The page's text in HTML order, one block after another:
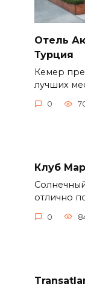
Отель
Турция
Кемер
лучших
0
Клуб
отлично
0